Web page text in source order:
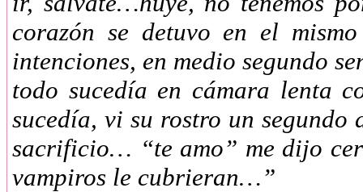
corazón se detuvo en el
intenciones, en medio segundo
todo sucedía en cámara lenta
sucedía, vi su rostro un segundo
sacrificio… “te amo” me dijo
vampiros le cubrieran…”